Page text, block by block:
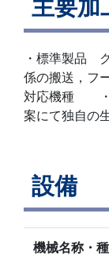
主要加
・標準製品
係の搬送，フ
対応機種 ・
案にて独自の
設備
機械名称・